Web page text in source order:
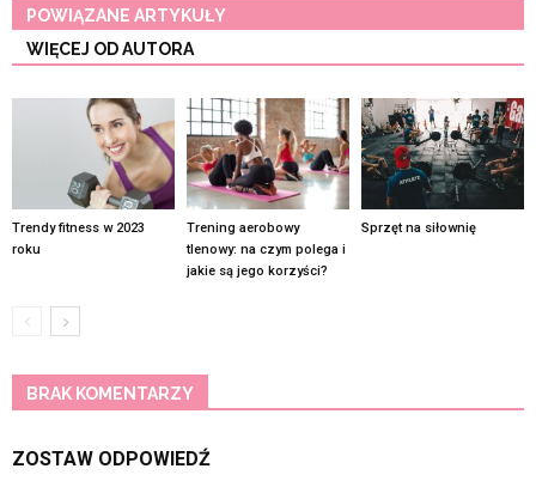
POWIĄZANE ARTYKUŁY
WIĘCEJ OD AUTORA
Trendy fitness w 2023
roku
Trening aerobowy
tlenowy: na czym polega i
jakie są jego korzyści?
Sprzęt na siłownię
BRAK KOMENTARZY
ZOSTAW ODPOWIEDŹ